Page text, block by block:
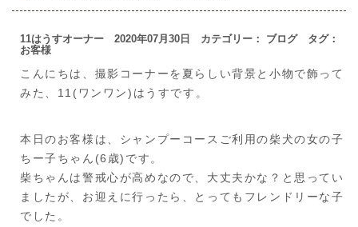
11はうすオーナー 2020年07月30日 カテゴリー： ブログタグ：
お客様
こんにちは、撮影コーナーを夏らしい背景と小物で飾って
みた、11(ワンワン)はうすです。
本日のお客様は、シャンプーコースご利用の柴犬の女の子
ちー子ちゃん(6歳)です。
柴ちゃんは警戒心が高めなので、大丈夫かな？と思ってい
ましたが、お迎えに行ったら、とってもフレンドリーな子
でした。